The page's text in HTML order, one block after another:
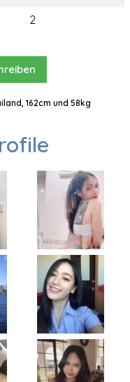
2
162cm und 58kg